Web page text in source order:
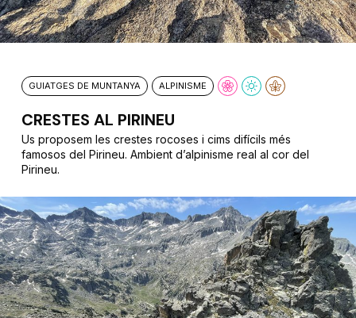
GUIATGES DE MUNTANYA ALPINISME
CRESTES AL PIRINEU
Us proposem les crestes rocoses i cims difícils més
famosos del Pirineu. Ambient d’alpinisme real al cor del
Pirineu.